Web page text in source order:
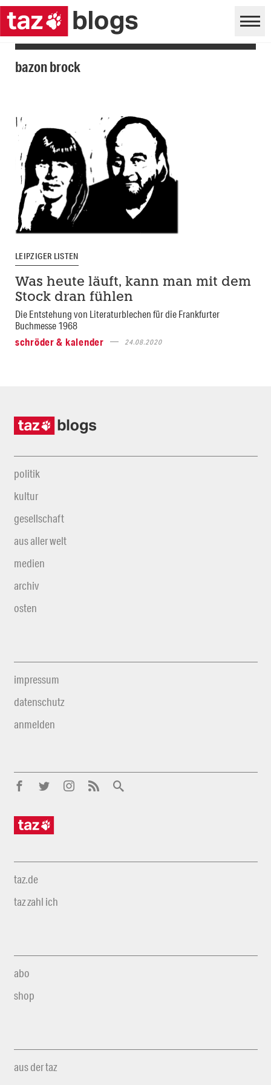
bazon brock
LEIPZIGER LISTEN
Was heute läuft, kann man mit dem
Stock dran fühlen
Die Entstehung von Literaturblechen für die Frankfurter
Buchmesse 1968
schröder & kalender
24.08.2020
politik
kultur
gesellschaft
aus aller welt
medien
archiv
osten
impressum
datenschutz
anmelden
taz.de
taz zahl ich
abo
shop
aus der taz